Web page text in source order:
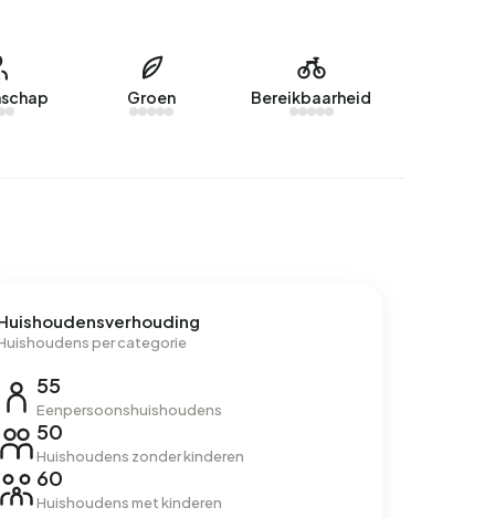
Groen Bereikbaarheid
per categorie
55
Eenpersoonshuishoudens
50
Huishoudens zonder kinderen
60
Huishoudens met kinderen